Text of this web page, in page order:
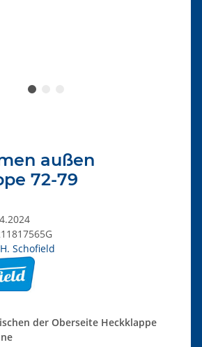
außen
72-79
Schofield
der Oberseite Heckklappe